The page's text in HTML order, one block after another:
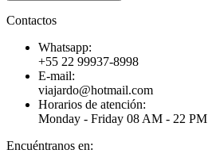
Contactos
Whatsapp:
+55 22 99937-8998
E-mail:
viajardo@hotmail.com
Horarios de atención:
Monday - Friday 08 AM - 22 PM
Encuéntranos en: